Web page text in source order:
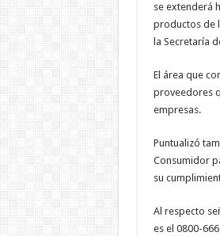
se extenderá
productos de
la Secretaría
El área que
proveedores
empresas.
Puntualizó
Consumidor
su
Al respecto
es el 0800-